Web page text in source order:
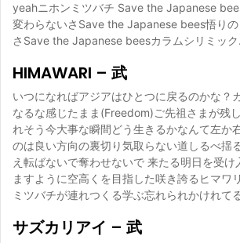
yeahニホンミツバチ Save the Japanese
変わらないさSave the Japanese bees悟りの
さSave the Japanese beesカラムシリミッ
HIMAWARI – 武
いつになればアジアはひとつに戻るのかな？
なるな感じたまま(Freedom)ご先祖さまが残
れそう今大事な瞬間どう生きるかなんて左か
のは良い方向の裏切り気取らない道しるべ揺
え転ばないで奪わせないで 来たる明日を受け
ますように空高くを目指した咲き誇るヒマワ
ミツバチが連れつくる学ぶ忘れられかけれて
サズカリアイ – 武